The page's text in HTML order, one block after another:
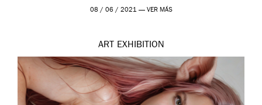
Madrid y la Wellcome […]
08 / 06 / 2021 — VER MÁS
ART EXHIBITION